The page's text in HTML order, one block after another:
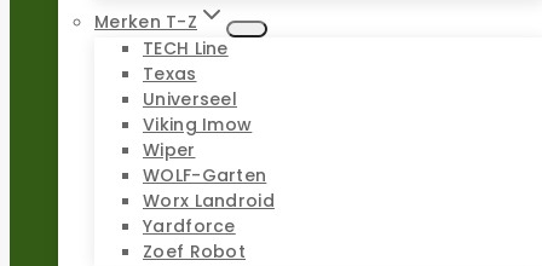
Merken T-Z
TECH Line
Texas
Universeel
Viking Imow
Wiper
WOLF-Garten
Worx Landroid
Yardforce
Zoef Robot